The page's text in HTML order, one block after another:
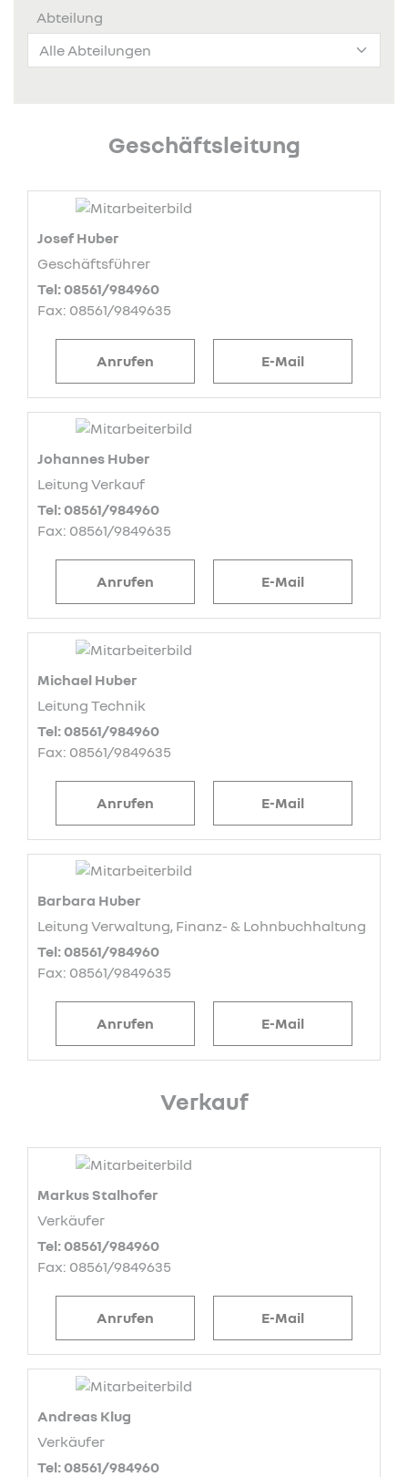
Abteilung
Geschäftsleitung
Josef Huber
Geschäftsführer
Tel: 08561/984960
Fax: 08561/9849635
Anrufen E-Mail
Johannes Huber
Leitung Verkauf
Tel: 08561/984960
Fax: 08561/9849635
Anrufen E-Mail
Michael Huber
Leitung Technik
Tel: 08561/984960
Fax: 08561/9849635
Anrufen E-Mail
Barbara Huber
Leitung Verwaltung, Finanz- & Lohnbuchhaltung
Tel: 08561/984960
Fax: 08561/9849635
Anrufen E-Mail
Verkauf
Markus Stalhofer
Verkäufer
Tel: 08561/984960
Fax: 08561/9849635
Anrufen E-Mail
Andreas Klug
Verkäufer
Tel: 08561/984960